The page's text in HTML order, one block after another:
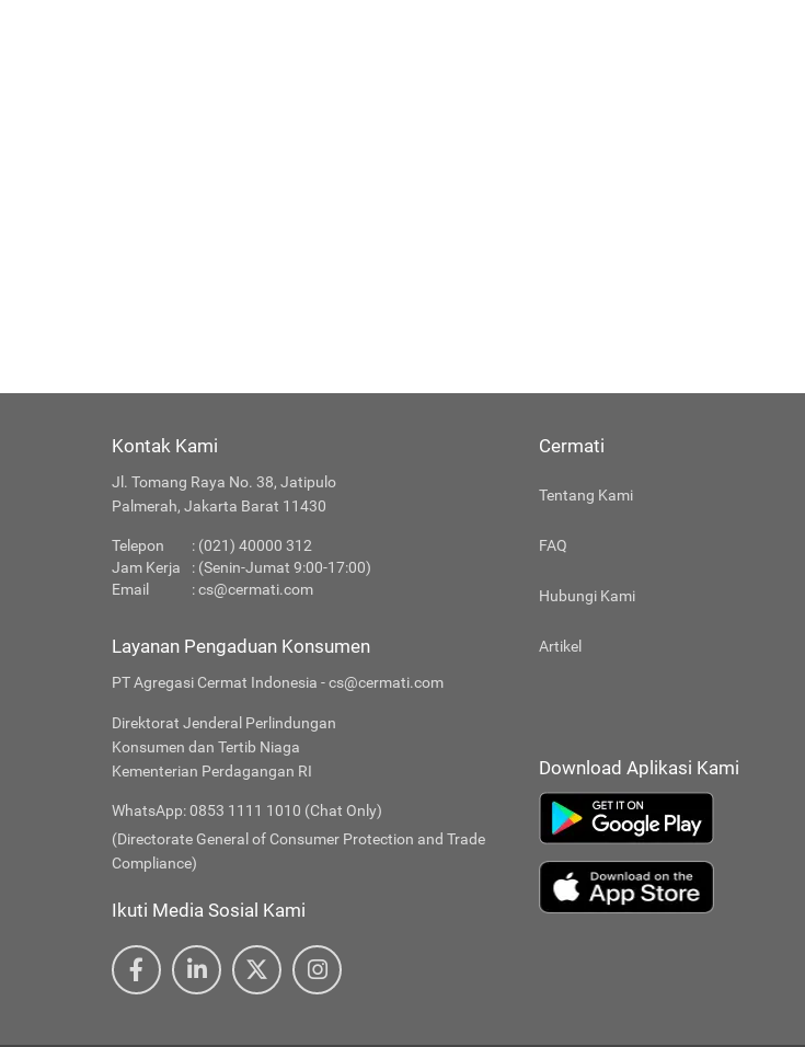
Kontak Kami
Jl. Tomang Raya No. 38, Jatipulo
Palmerah, Jakarta Barat 11430
Telepon
: (021) 40000 312
Jam Kerja
: (Senin-Jumat 9:00-17:00)
Email
:cs@cermati.com
Layanan Pengaduan Konsumen
PT Agregasi Cermat Indonesia - cs@cermati.com
Direktorat Jenderal Perlindungan
Konsumen dan Tertib Niaga
Kementerian Perdagangan RI
WhatsApp: 0853 1111 1010 (Chat Only)
(Directorate General of Consumer Protection and Trade
Compliance)
Ikuti Media Sosial Kami
Cermati
Tentang Kami
FAQ
Hubungi Kami
Artikel
Download Aplikasi Kami